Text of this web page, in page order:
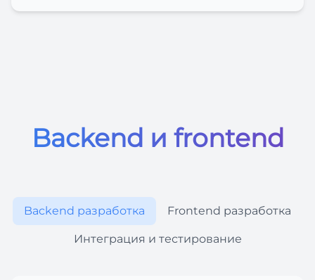
Backend и frontend
Backend разработка Frontend разработка
Интеграция и тестирование